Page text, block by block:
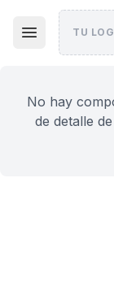
TU
No hay
de detalle